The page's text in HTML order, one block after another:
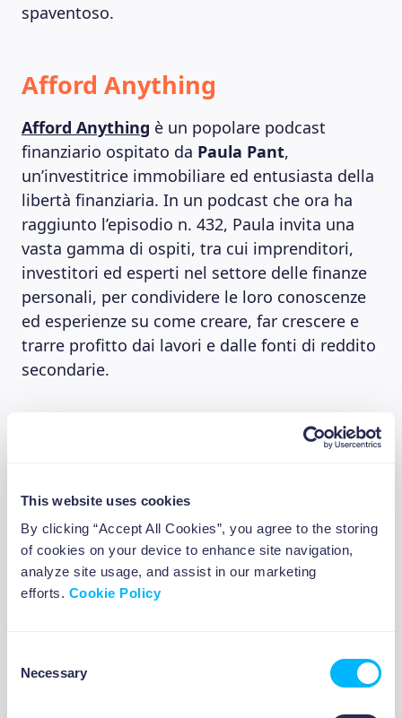
This website uses cookies
By clicking “Accept All Cookies”, you agree to the storing
of cookies on your device to enhance site navigation,
analyze site usage, and assist in our marketing
efforts. Cookie Policy
Selection
Necessary
spaventoso.
Afford Anything
Afford Anything è un popolare podcast
finanziario ospitato da Paula Pant,
un’investitrice immobiliare ed entusiasta della
libertà finanziaria. In un podcast che ora ha
raggiunto l’episodio n. 432, Paula invita una
vasta gamma di ospiti, tra cui imprenditori,
investitori ed esperti nel settore delle finanze
personali, per condividere le loro conoscenze
ed esperienze su come creare, far crescere e
trarre profitto dai lavori e dalle fonti di reddito
secondarie.
sulle criptovalute condotto da
giornalista, scrittrice e autrice molto nota nel
mondo delle criptovalute. Se siete alla ricerca
di un podcast che contenga conversazioni
genuine e approfondimenti di alta qualità su
delle criptovalute, Unchained potrebbe fare al
caso vostro.